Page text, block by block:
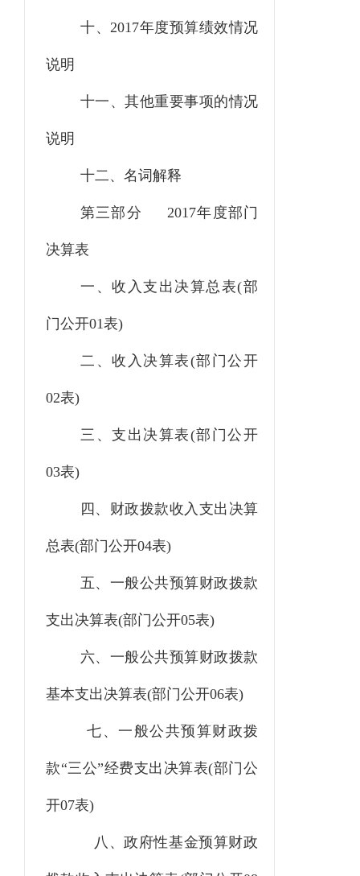
十、 2017年度预算绩效情况
说明
十一、其他重要事项的情况
说明
十二、名词解释
第三部分 2017年度部门
决算表
一、收入支出决算总表(部
门公开01表)
二、收入决算表(部门公开
02表)
三、支出决算表(部门公开
03表)
四、财政拨款收入支出决算
总表(部门公开04表)
五、一般公共预算财政拨款
支出决算表(部门公开05表)
六、一般公共预算财政拨款
基本支出决算表(部门公开06表)
七、一般公共预算财政拨
款“三公”经费支出决算表(部门公
开07表)
八、政府性基金预算财政